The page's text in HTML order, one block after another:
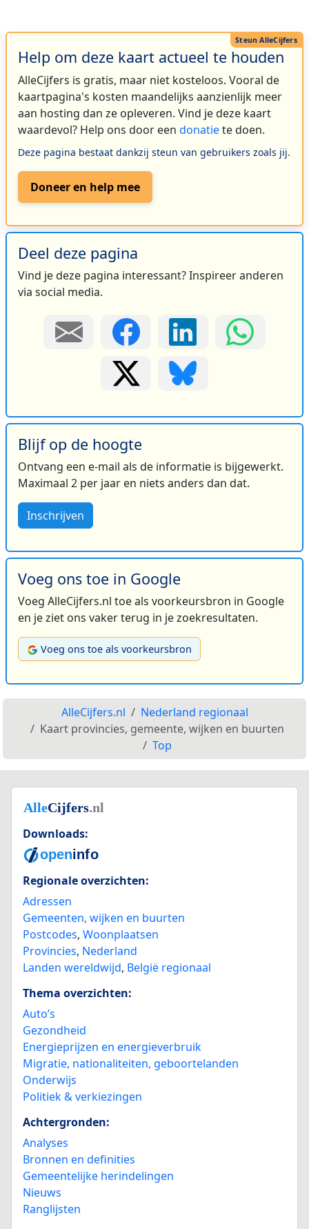
Help om deze kaart actueel te houden
AlleCijfers is gratis, maar niet kosteloos. Vooral de
kaartpagina's kosten maandelijks aanzienlijk meer
aan hosting dan ze opleveren. Vind je deze kaart
waardevol? Help ons door een donatiete doen.
Deze pagina bestaat dankzij steun van gebruikers zoals jij.
Doneer en help mee
Deel deze pagina
Vind je deze pagina interessant? Inspireer anderen
via social media.
Blijf op de hoogte
Ontvang een e-mail als de informatie is bijgewerkt.
Maximaal 2 per jaar en niets anders dan dat.
Inschrijven
Voeg ons toe in Google
Voeg AlleCijfers.nl toe als voorkeursbron in Google
en je ziet ons vaker terug in je zoekresultaten.
Voeg ons toe als voorkeursbron
AlleCijfers.nl
Nederland regionaal
Kaart provincies, gemeente, wijken en buurten
Top
Downloads:
Regionale overzichten:
Adressen
Gemeenten, wijken en buurten
Postcodes, Woonplaatsen
Provincies, Nederland
Landen wereldwijd, België regionaal
Thema overzichten:
Auto’s
Gezondheid
Energieprijzen en energieverbruik
Migratie, nationaliteiten, geboortelanden
Onderwijs
Politiek & verkiezingen
Achtergronden:
Analyses
Bronnen en definities
Gemeentelijke herindelingen
Nieuws
Ranglijsten